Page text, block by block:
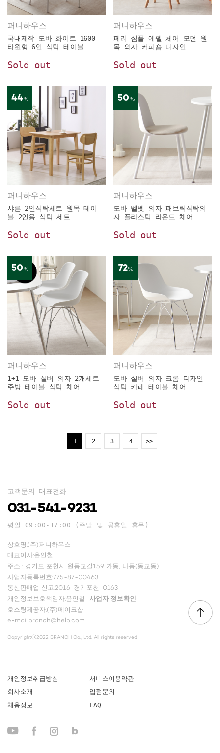
퍼니하우스
국내제작 도바 화이트 1600
타원형 6인 식탁 테이블
Sold out
퍼니하우스
페리 심플 에펠 체어 모던 원
목 의자 커피숍 디자인
Sold out
44%
퍼니하우스
샤른 2인식탁세트 원목 테이
블 2인용 식탁 세트
Sold out
50%
퍼니하우스
도바 벨벳 의자 패브릭식탁의
자 플라스틱 라운드 체어
Sold out
50%
퍼니하우스
1+1 도바 실버 의자 2개세트
주방 테이블 식탁 체어
Sold out
72%
퍼니하우스
도바 실버 의자 크롬 디자인
식탁 카페 테이블 체어
Sold out
1 2 3 4 >>
고객문의 대표전화
031-541-9231
평일 09:00-17:00 (주말 및 공휴일 휴무)
상호명:(주)퍼니하우스
대표이사:윤인철
주소 : 경기도 포천시 원동교길159 가동, 나동(동교동)
사업자등록번호:775-87-00463
통신판매업 신고:2016-경기포천-0163
개인정보보호책임자:윤인철
사업자 정보확인
호스팅제공자:(주)메이크샵
e-mail:branch@help.com
Copyrightⓒ2022 BRANCH Co., Ltd. All rights reserved
개인정보취급방침
서비스이용약관
회사소개
입점문의
채용정보
FAQ